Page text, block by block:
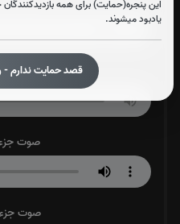
این پنجره(حمایت) برای همه
یادبود میشوند.
قصد حمایت ندارم -
صوت جزء
صوت جزء
صوت جزء